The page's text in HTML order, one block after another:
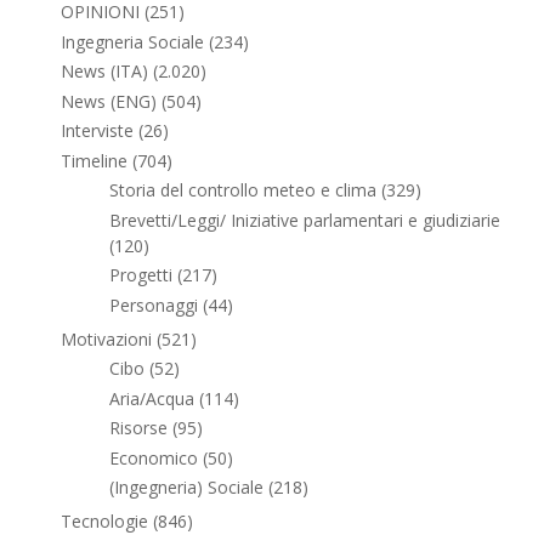
OPINIONI (251)
Ingegneria Sociale (234)
News (ITA) (2.020)
News (ENG) (504)
Interviste (26)
Timeline (704)
Storia del controllo meteo e clima (329)
Brevetti/Leggi/ Iniziative parlamentari e giudiziarie
(120)
Progetti (217)
Personaggi (44)
Motivazioni (521)
Cibo (52)
Aria/Acqua (114)
Risorse (95)
Economico (50)
(Ingegneria) Sociale (218)
Tecnologie (846)